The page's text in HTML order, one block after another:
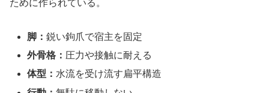
ために作られている。
脚：鋭い鉤爪で宿主を固定
外骨格： 圧力や接触に耐える
体型：水流を受け流す扁平構造